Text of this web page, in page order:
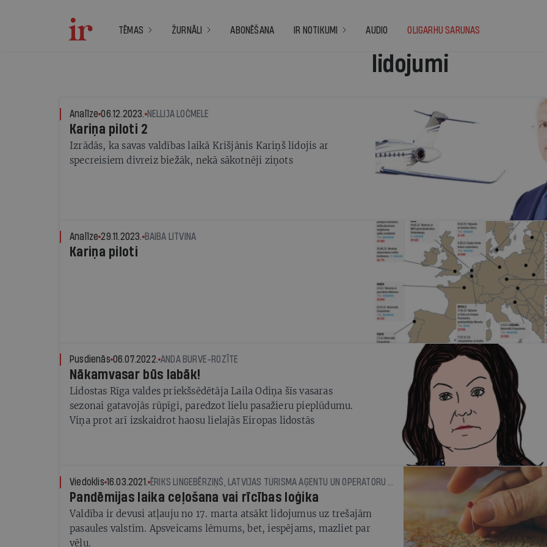
TĒMAS ŽURNĀLI ABONĒŠANA IR NOTIKUMI AUDIO OLIGARHU SARUNAS
lidojumi
Analīze 06.12.2023. NELLIJA LOČMELE
Kariņa piloti 2
Izrādās, ka savas valdības laikā Krišjānis Kariņš lidojis ar
specreisiem divreiz biežāk, nekā sākotnēji ziņots
Analīze 29.11.2023. BAIBA LITVINA
Kariņa piloti
Pusdienās 06.07.2022. ANDA BURVE-ROZĪTE
Nākamvasar būs labāk!
Lidostas Rīga valdes priekšsēdētāja Laila Odiņa šīs vasaras
sezonai gatavojās rūpīgi, paredzot lielu pasažieru pieplūdumu.
Viņa prot arī izskaidrot haosu lielajās Eiropas lidostās
Viedoklis 16.03.2021.
Pandēmijas laika ceļošana vai rīcības loģika
Valdība ir devusi atļauju no 17. marta atsākt lidojumus uz trešajām
pasaules valstīm. Apsveicams lēmums, bet, iespējams, mazliet par
vēlu.